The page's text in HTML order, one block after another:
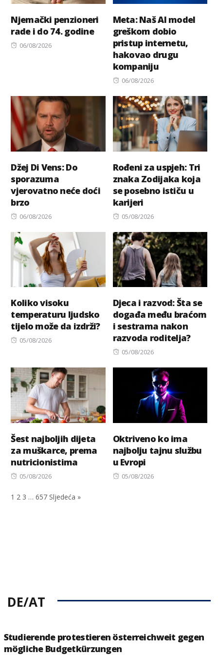
Njemački penzioneri
rade i do 74. godine
Posted
06/08/2026
Meta: Naš AI model
greškom dobio
pristup internetu,
hakovao drugu
kompaniju
Posted
06/08/2026
Džej Di Vens: Do
sporazuma
vjerovatno neće doći
brzo
Posted
06/08/2026
Rođeni za uspjeh: Tri
znaka Zodijaka koja
se posebno ističu u
karijeri
Posted
05/08/2026
Koliko visoku
temperaturu ljudsko
tijelo može da izdrži?
Posted
05/08/2026
Djeca i razvod: Šta se
događa među braćom
i sestrama nakon
razvoda roditelja?
Posted
05/08/2026
Šest najboljih dijeta
za muškarce, prema
nutricionistima
Posted
05/08/2026
Oktriveno ko ima
najbolju tajnu službu
u Evropi
Posted
05/08/2026
1 2 3 … 657 Sljedeća »
DE/AT
Studierende protestieren österreichweit gegen
mögliche Budgetkürzungen